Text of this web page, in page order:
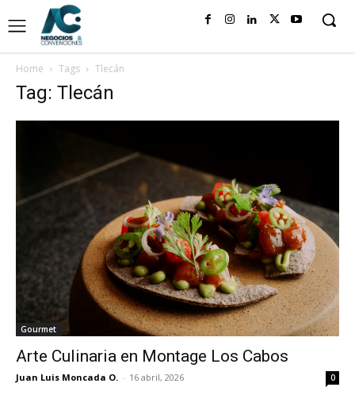
Home Tags Tlecán
Tag: Tlecán
Gourmet
Arte Culinaria en Montage Los Cabos
Juan Luis Moncada O. - 16 abril, 2026 0